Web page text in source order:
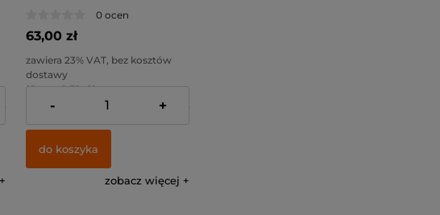
0 ocen
63,00 zł
zawiera 23% VAT, bez kosztów
dostawy
( 1 szt = 2,52 zł )
Cena netto:
51,22 zł
- +
do koszyka
zobacz więcej